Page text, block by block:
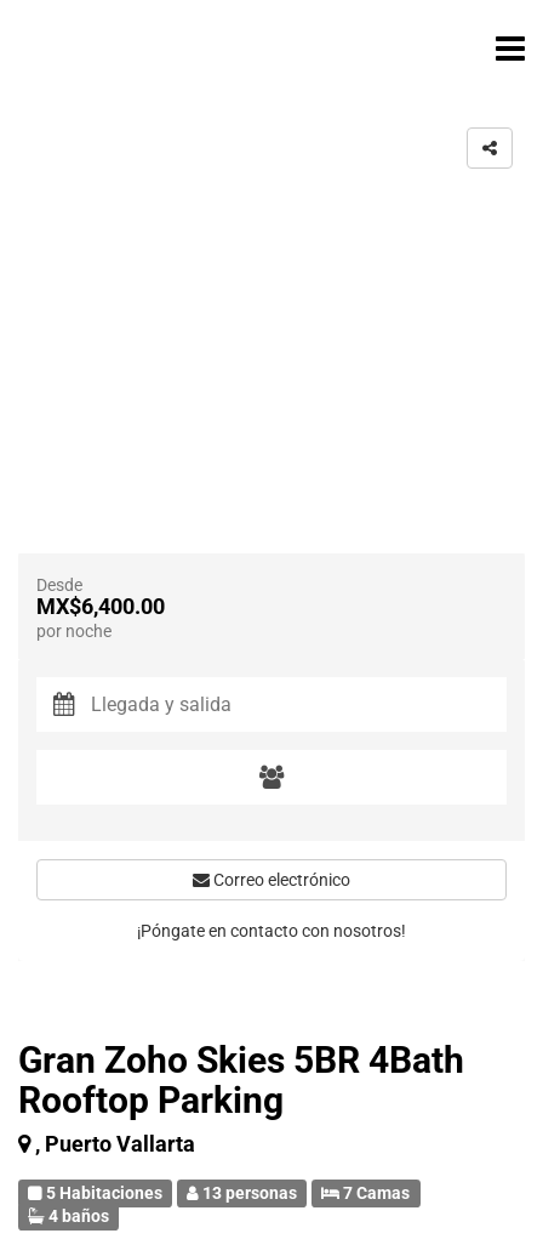
Gran Zoho Skies 5BR 4Bath
Rooftop Parking
, Puerto Vallarta
5 Habitaciones 13 personas
7 Camas
4 baños
Desde
MX$6,400.00
por noche
Correo electrónico
¡Póngate en contacto con nosotros!